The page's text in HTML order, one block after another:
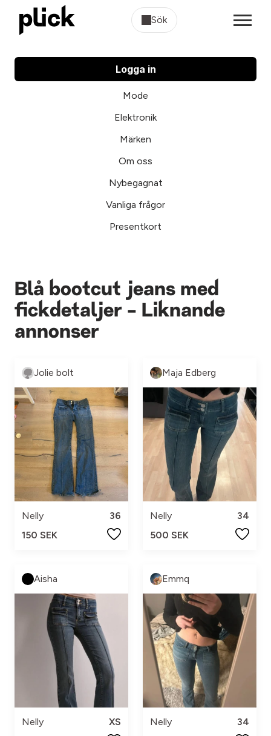
Sök
Logga in
Mode
Elektronik
Märken
Om oss
Nybegagnat
Vanliga frågor
Presentkort
Blå bootcut jeans med
fickdetaljer - Liknande
annonser
Jolie bolt
Nelly
36
150 SEK
Maja Edberg
Nelly
34
500 SEK
Aisha
Nelly
XS
Emmq
Nelly
34